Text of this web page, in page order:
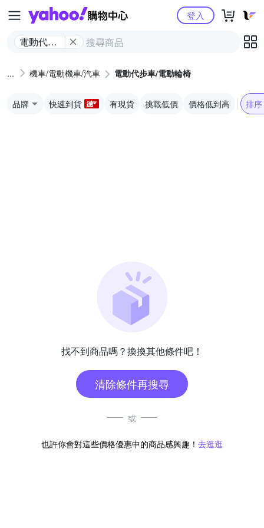
Yahoo購物中心
電動代步
椅
登入
機車/電動機車/汽車 電動代步車/電動輪椅
品牌 快速到貨 有現貨 挑戰低價 價格低到高 排序
找不到商品嗎？換換其他條件吧！
清除條件再搜尋
或
也許你會對這些價格優惠中的商品感興趣！ 去逛逛